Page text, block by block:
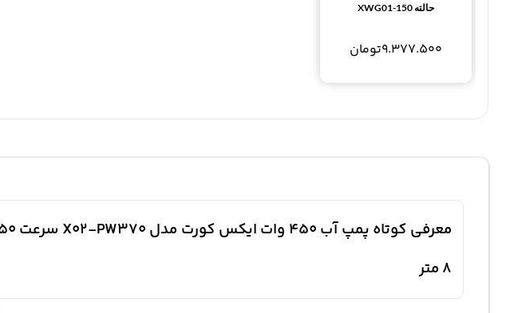
حالته XWG01-150
9.377.500تومان
8 متر